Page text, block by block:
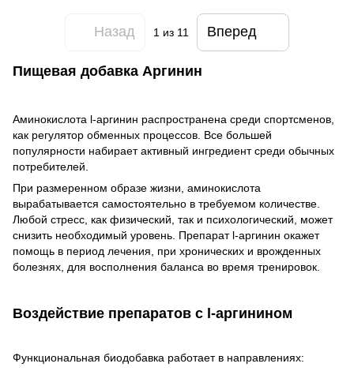
Назад 1 из 11 Вперед
Пищевая добавка Аргинин
Аминокислота l-аргинин распространена среди спортсменов,
как регулятор обменных процессов. Все большей
популярности набирает активный ингредиент среди обычных
потребителей.
При размеренном образе жизни, аминокислота
вырабатывается самостоятельно в требуемом количестве.
Любой стресс, как физический, так и психологический, может
снизить необходимый уровень. Препарат l-аргинин окажет
помощь в период лечения, при хронических и врожденных
болезнях, для восполнения баланса во время тренировок.
Воздействие препаратов с l-аргинином
Функциональная биодобавка работает в направлениях: